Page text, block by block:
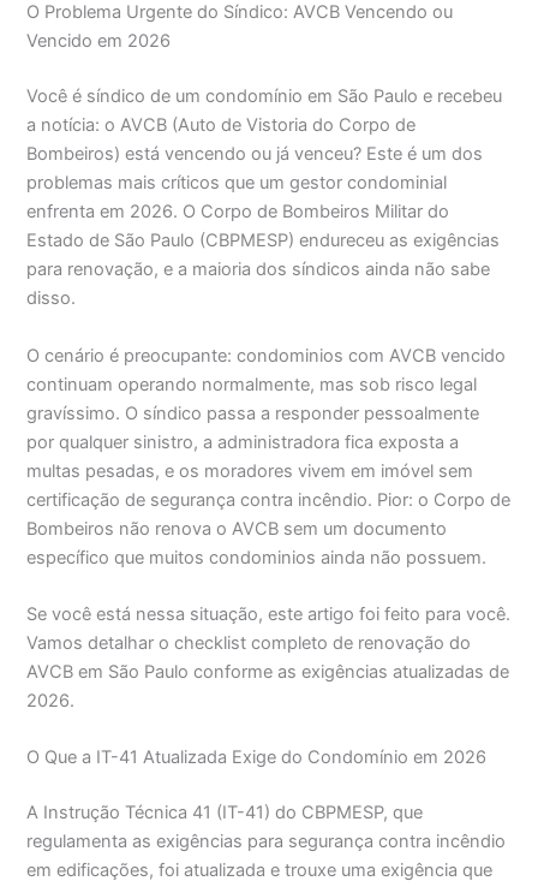
O Problema Urgente do Síndico: AVCB Vencendo ou
Vencido em 2026
Você é síndico de um condomínio em São Paulo e recebeu
a notícia: o AVCB (Auto de Vistoria do Corpo de
Bombeiros) está vencendo ou já venceu? Este é um dos
problemas mais críticos que um gestor condominial
enfrenta em 2026. O Corpo de Bombeiros Militar do
Estado de São Paulo (CBPMESP) endureceu as exigências
para renovação, e a maioria dos síndicos ainda não sabe
disso.
O cenário é preocupante: condominios com AVCB vencido
continuam operando normalmente, mas sob risco legal
gravíssimo. O síndico passa a responder pessoalmente
por qualquer sinistro, a administradora fica exposta a
multas pesadas, e os moradores vivem em imóvel sem
certificação de segurança contra incêndio. Pior: o Corpo de
Bombeiros não renova o AVCB sem um documento
específico que muitos condominios ainda não possuem.
Se você está nessa situação, este artigo foi feito para você.
Vamos detalhar o checklist completo de renovação do
AVCB em São Paulo conforme as exigências atualizadas de
2026.
O Que a IT-41 Atualizada Exige do Condomínio em 2026
A Instrução Técnica 41 (IT-41) do CBPMESP, que
regulamenta as exigências para segurança contra incêndio
em edificações, foi atualizada e trouxe uma exigência que